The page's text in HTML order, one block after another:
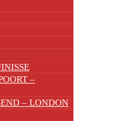
–
– LONDON